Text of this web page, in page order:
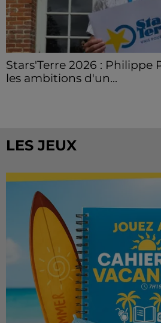
Stars'Terre 2026 : Philippe
les ambitions d'un...
LES JEUX